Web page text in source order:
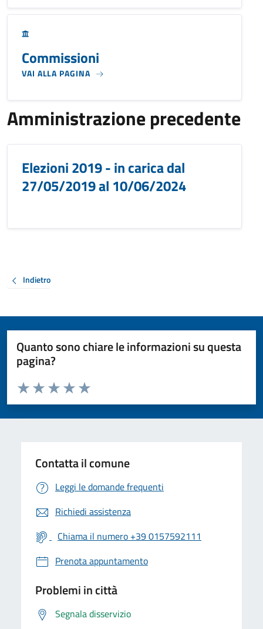
Commissioni
VAI ALLA PAGINA
Amministrazione precedente
Elezioni 2019 - in carica dal
27/05/2019 al 10/06/2024
Indietro
Quanto sono chiare le informazioni su questa
pagina?
Valuta da 1 a 5 stelle la pagina
Valuta 5 stelle su 5
Valuta 4 stelle su 5
Valuta 3 stelle su 5
Valuta 2 stelle su 5
Valuta 1 stelle su 5
Contatta il comune
Leggi le domande frequenti
Richiedi assistenza
Chiama il numero +39 0157592111
Prenota appuntamento
Problemi in città
Segnala disservizio